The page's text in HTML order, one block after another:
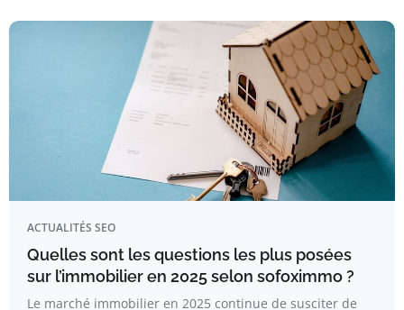
ACTUALITÉS SEO
Quelles sont les questions les plus posées
sur l’immobilier en 2025 selon sofoximmo ?
Le marché immobilier en 2025 continue de susciter de